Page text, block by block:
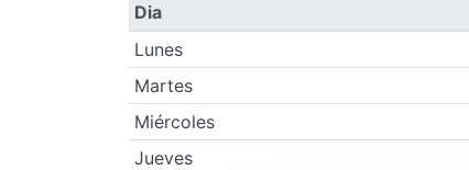
Dia
Lunes
Martes
Miércoles
Jueves